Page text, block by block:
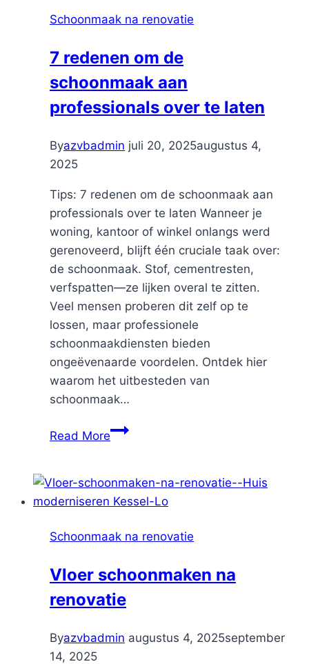
Schoonmaak na renovatie
7 redenen om de
schoonmaak aan
professionals over te laten
Byazvbadmin juli 20, 2025augustus 4,
2025
Tips: 7 redenen om de schoonmaak aan
professionals over te laten Wanneer je
woning, kantoor of winkel onlangs werd
gerenoveerd, blijft één cruciale taak over:
de schoonmaak. Stof, cementresten,
verfspatten—ze lijken overal te zitten.
Veel mensen proberen dit zelf op te
lossen, maar professionele
schoonmaakdiensten bieden
ongeëvenaarde voordelen. Ontdek hier
waarom het uitbesteden van
schoonmaak…
Read More7
de
schoonmaak
professionals
te
laten
Schoonmaak na renovatie
Vloer schoonmaken na
renovatie
Byazvbadmin augustus 4, 2025september
14, 2025